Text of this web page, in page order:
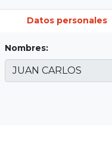
Datos personales
Nombres: